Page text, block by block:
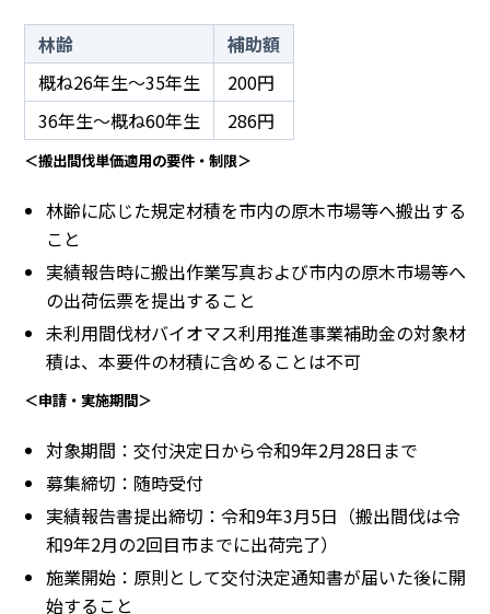
林齢
補助額
概ね26年生～35年生
200円
36年生～概ね60年生
286円
＜搬出間伐単価適用の要件・制限＞
林齢に応じた規定材積を市内の原木市場等へ搬出する
こと
実績報告時に搬出作業写真および市内の原木市場等へ
の出荷伝票を提出すること
未利用間伐材バイオマス利用推進事業補助金の対象材
積は、本要件の材積に含めることは不可
＜申請・実施期間＞
対象期間：交付決定日から令和9年2月28日まで
募集締切：随時受付
実績報告書提出締切：令和9年3月5日（搬出間伐は令
和9年2月の2回目市までに出荷完了）
施業開始：原則として交付決定通知書が届いた後に開
始すること